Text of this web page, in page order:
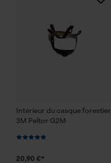
Intérieur du casque forestier
3M Peltor G2M
20,90 €*